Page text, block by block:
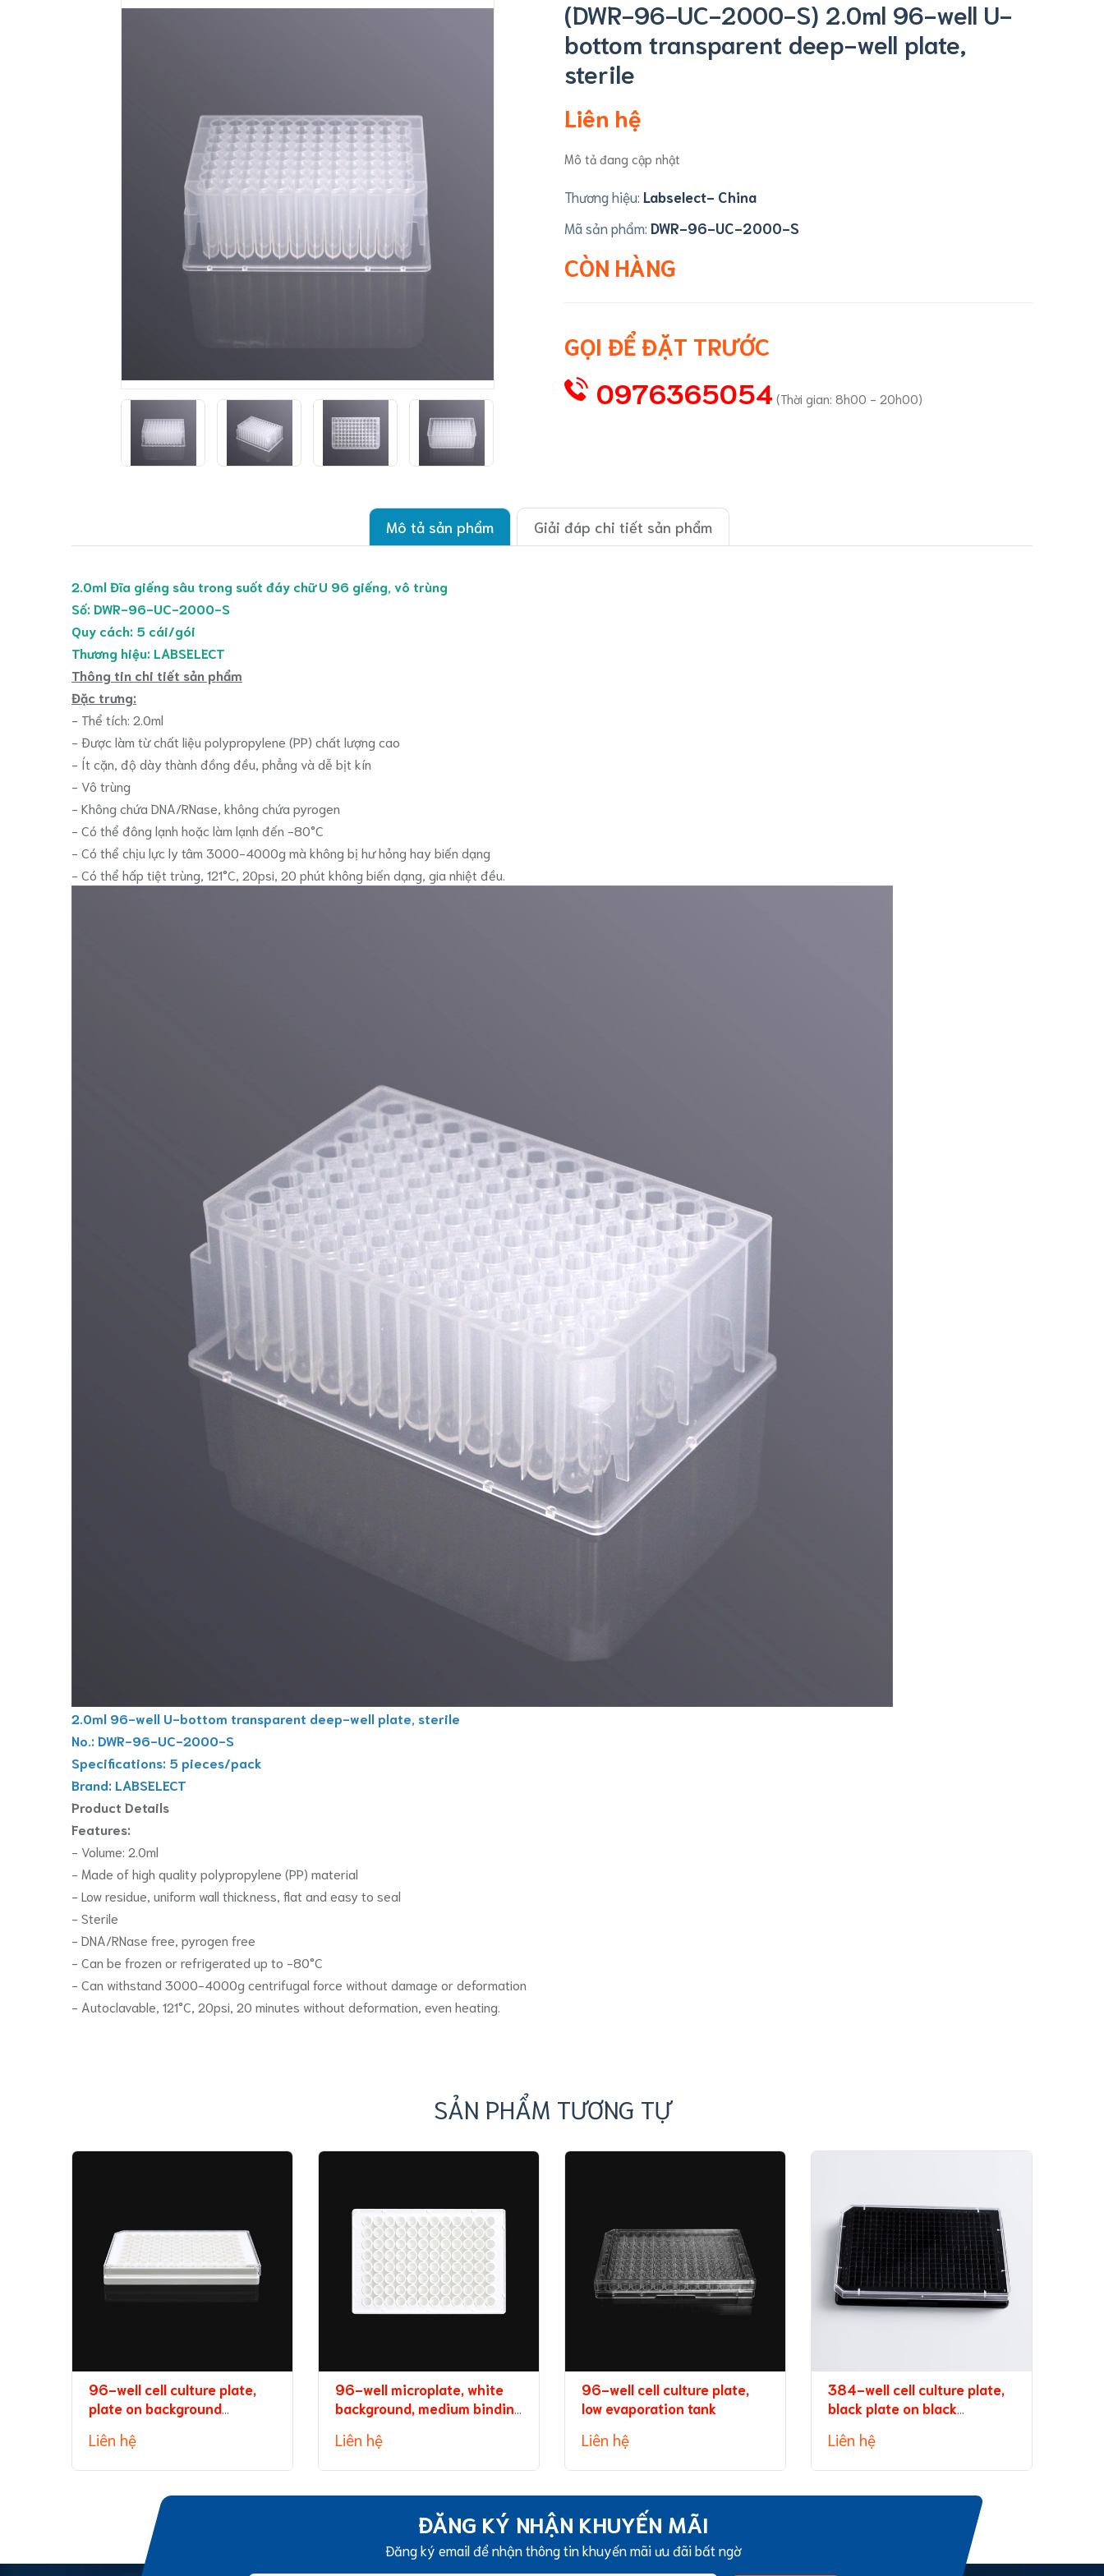
(DWR-96-UC-2000-S) 2.0ml 96-well U-
bottom transparent deep-well plate,
sterile
Liên hệ
Mô tả đang cập nhật
Thương hiệu: Labselect- China
Mã sản phẩm: DWR-96-UC-2000-S
CÒN HÀNG
GỌI ĐỂ ĐẶT TRƯỚC
0976365054 (Thời gian: 8h00 - 20h00)
Mô tả sản phẩm Giải đáp chi tiết sản phẩm
2.0ml Đĩa giếng sâu trong suốt đáy chữ U 96 giếng, vô trùng
Số: DWR-96-UC-2000-S
Quy cách: 5 cái/gói
Thương hiệu: LABSELECT
Thông tin chi tiết sản phẩm
Đặc trưng:
- Thể tích: 2.0ml
- Được làm từ chất liệu polypropylene (PP) chất lượng cao
- Ít cặn, độ dày thành đồng đều, phẳng và dễ bịt kín
- Vô trùng
- Không chứa DNA/RNase, không chứa pyrogen
- Có thể đông lạnh hoặc làm lạnh đến -80°C
- Có thể chịu lực ly tâm 3000-4000g mà không bị hư hỏng hay biến dạng
- Có thể hấp tiệt trùng, 121°C, 20psi, 20 phút không biến dạng, gia nhiệt đều.
2.0ml 96-well U-bottom transparent deep-well plate, sterile
No.: DWR-96-UC-2000-S
Specifications: 5 pieces/pack
Brand: LABSELECT
Product Details
Features:
- Volume: 2.0ml
- Made of high quality polypropylene (PP) material
- Low residue, uniform wall thickness, flat and easy to seal
- Sterile
- DNA/RNase free, pyrogen free
- Can be frozen or refrigerated up to -80°C
- Can withstand 3000-4000g centrifugal force without damage or deformation
- Autoclavable, 121°C, 20psi, 20 minutes without deformation, even heating.
SẢN PHẨM TƯƠNG TỰ
96-well cell culture plate,
plate on background
Liên hệ
96-well microplate, white
background, medium binding
Liên hệ
96-well cell culture plate,
low evaporation tank
Liên hệ
384-well cell culture plate,
black plate on black
Liên hệ
ĐĂNG KÝ NHẬN KHUYẾN MÃI
Đăng ký email để nhận thông tin khuyến mãi ưu đãi bất ngờ